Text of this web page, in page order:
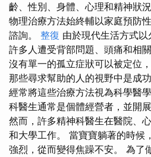
齡、性別、身體、心理和精神狀
物理治療方法始終輔以家庭預防
諮詢。 整復 由於現代生活方式以
許多人遭受背部問題、頭痛和相
沒有單一的孤立症狀可以被定位
那些尋求幫助的人的視野中是成
經常將這些治療方法視為科學醫
科醫生通常是個體經營者，並開
然而，許多精神科醫生在醫院、
和大學工作。 當寶寶躺著的時候
強烈，從而變得焦躁不安。 為了